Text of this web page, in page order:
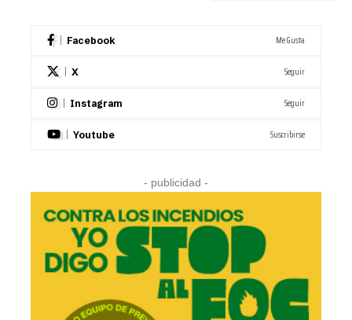
Facebook Me Gusta
X Seguir
Instagram Seguir
Youtube Suscribirse
- publicidad -